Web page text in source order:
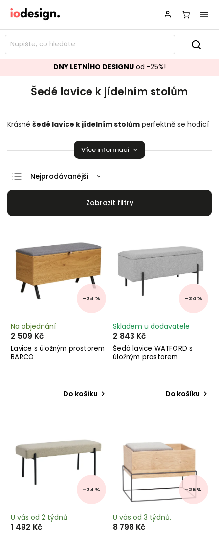
DNY LETNÍHO DESIGNU od -25%!
Šedé lavice k jídelním stolům
Krásné šedé lavice k jídelním stolům perfektně se hodící
radost na nich sedět!
Více informací
Doporučujeme
Nejprodávanější
–24 %
Lavice s úložným prostorem
BARCO
Na objednání
2 509 Kč
Do košíku
–24 %
Šedá lavice WATFORD s
úložným prostorem
Skladem u dodavatele
2 843 Kč
Do košíku
–24 %
U vás od 2 týdnů
1 492 Kč
–25 %
U vás od 3 týdnů.
8 798 Kč